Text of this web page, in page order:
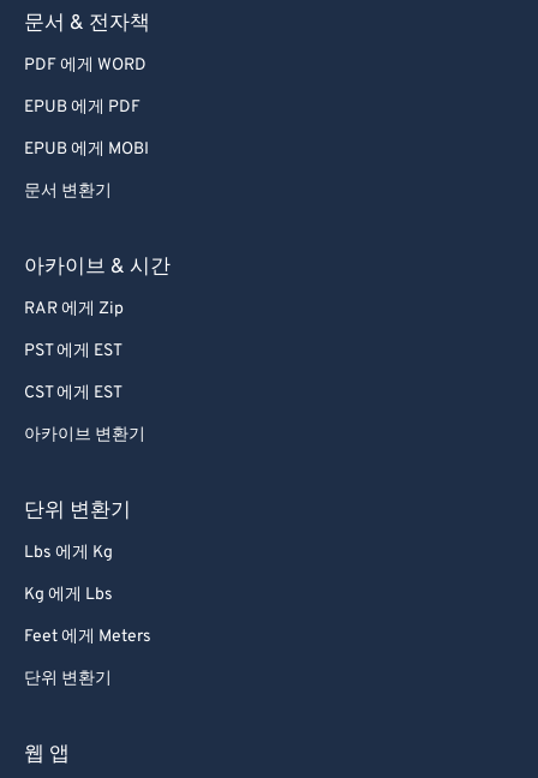
문서 & 전자책
PDF 에게 WORD
EPUB 에게 PDF
EPUB 에게 MOBI
문서 변환기
아카이브 & 시간
RAR 에게 Zip
PST 에게 EST
CST 에게 EST
아카이브 변환기
단위 변환기
Lbs 에게 Kg
Kg 에게 Lbs
Feet 에게 Meters
단위 변환기
웹 앱